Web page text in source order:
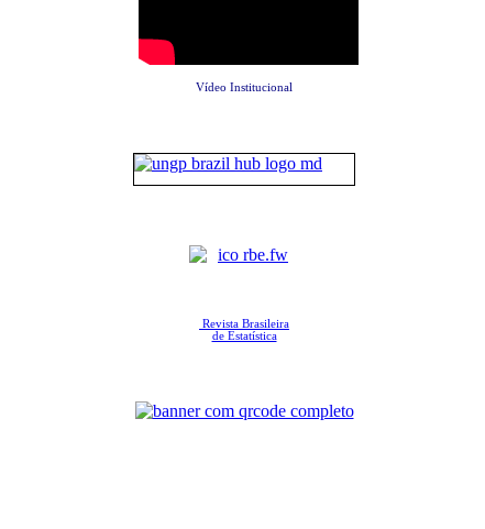
Vídeo Institucional
Revista Brasileira
de Estatística